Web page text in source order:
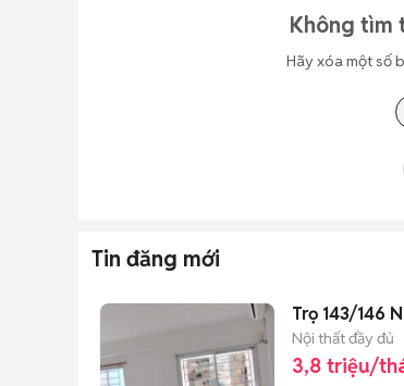
Không tìm
Hãy xóa một số
Tin đăng mới
Trọ 143/146
Nội thất đầy đủ
3,8 triệu/